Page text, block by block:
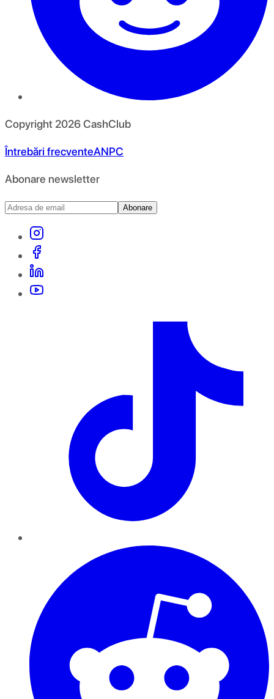
Copyright 2026CashClub
Întrebări frecventeANPC
Abonare newsletter
Abonare